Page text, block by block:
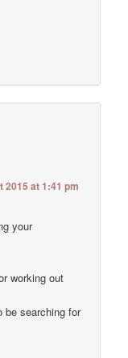
2015 at 1:41 pm
your
working out
be searching for